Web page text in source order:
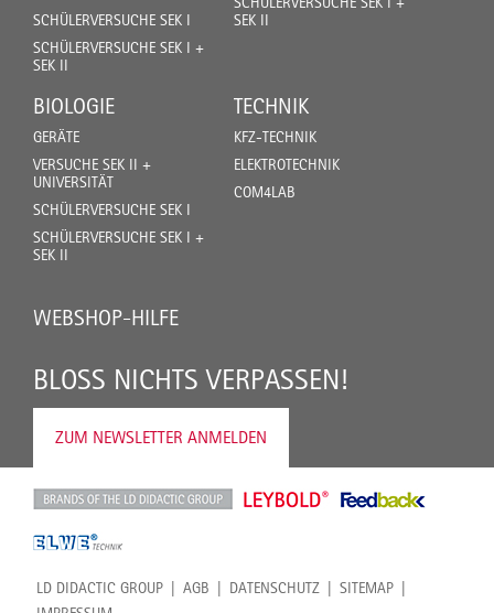
SCHÜLERVERSUCHE SEK I
SCHÜLERVERSUCHE SEK I +
SEK II
SEK II
BIOLOGIE
GERÄTE
VERSUCHE SEK II +
UNIVERSITÄT
SCHÜLERVERSUCHE SEK I
SCHÜLERVERSUCHE SEK I +
SEK II
TECHNIK
KFZ-TECHNIK
ELEKTROTECHNIK
COM4LAB
WEBSHOP-HILFE
BLOSS NICHTS VERPASSEN!
ZUM NEWSLETTER ANMELDEN
LD DIDACTIC GROUP AGB DATENSCHUTZ
SITEMAP